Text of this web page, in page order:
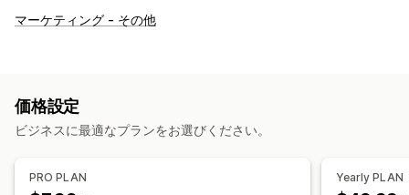
ターゲティング
SNS ウェブサイト
パフォーマンス分析
マーケティング - その他
価格設定
ビジネスに最適なプランをお選びください。
PRO PLAN Yearly PLAN